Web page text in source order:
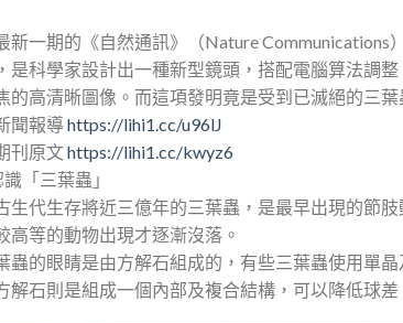
新一期的《自然通訊》（Nature
是科學家設計出一種新型鏡頭，搭配電腦算法調
的高清晰圖像。而這項發明竟是受到已滅絕的三
聞報導https://lihi1.cc/u96lJ
刊原文https://lihi1.cc/kwyz6
「三葉蟲」
生代生存將近三億年的三葉蟲，是最早出現的節
高等的動物出現才逐漸沒落。
蟲的眼睛是由方解石組成的，有些三葉蟲使用單
解石則是組成一個內部及複合結構，可以降低球差